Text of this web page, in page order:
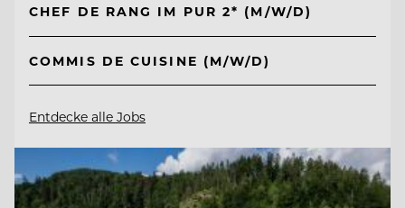
CHEF DE RANG IM PUR 2* (M/W/D)
COMMIS DE CUISINE (M/W/D)
Entdecke alle Jobs